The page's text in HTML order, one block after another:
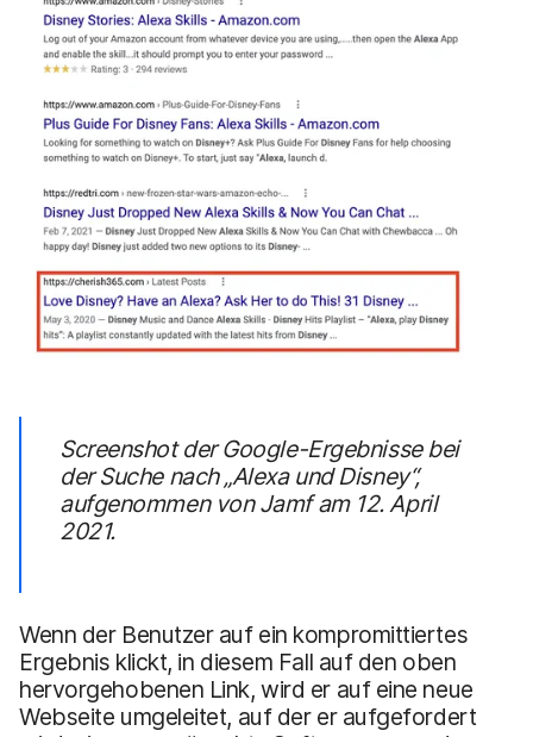
Screenshot der Google-Ergebnisse bei
der Suche nach „Alexa und Disney“,
aufgenommen von Jamf am 12. April
2021.
Wenn der Benutzer auf ein kompromittiertes
Ergebnis klickt, in diesem Fall auf den oben
hervorgehobenen Link, wird er auf eine neue
Webseite umgeleitet, auf der er aufgefordert